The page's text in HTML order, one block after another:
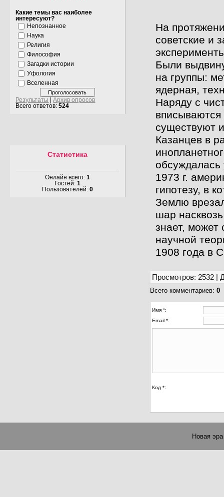
Какие темы вас наиболее
интересуют?
Непознанное
Наука
Религия
Философия
Загадки истории
Уфология
Вселенная
Результаты |Архив опросов
Всего ответов:524
Статистика
Онлайн всего: 1
Гостей: 1
Пользователей: 0
На
советские и
Были
на группы:
ядерная,
Наряду с
существуют
Казанцев в
1973 г.
гипотезу, в
Землю
шар
знает, может
научной
1908 года в
Просмотров: 2532 |
Всего комментариев: 0
Имя *:
Email *:
Код *:
Новая